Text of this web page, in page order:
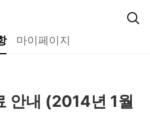
마이페이지
안내 (2014년 1월